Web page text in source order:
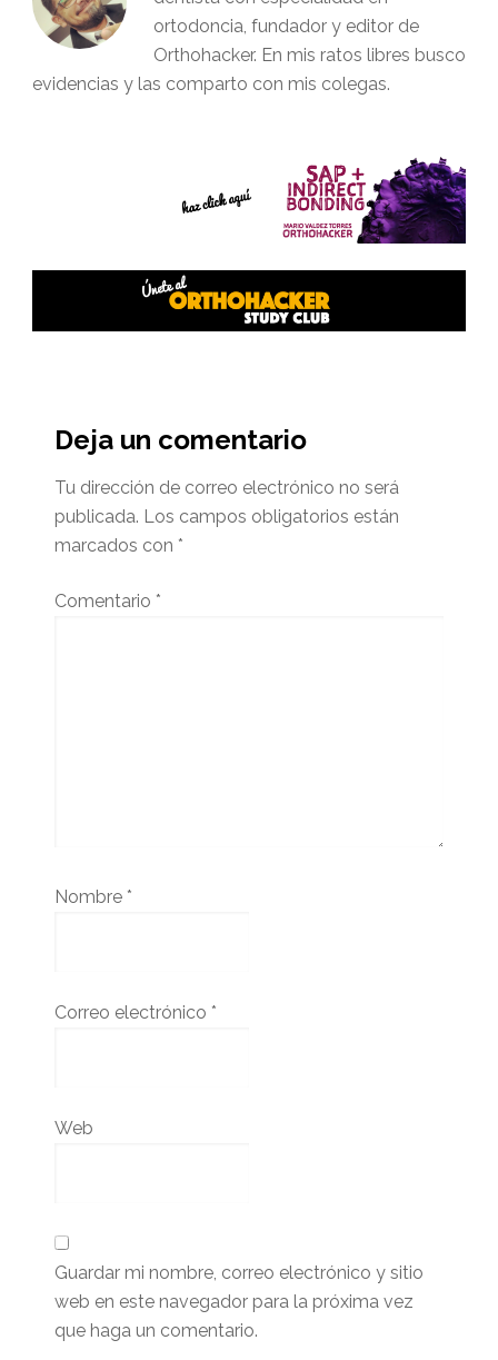
ortodoncia, fundador y editor de
Orthohacker. En mis ratos libres busco
evidencias y las comparto con mis colegas.
del
lector
Deja un comentario
Tu dirección de correo electrónico no será
publicada. Los campos obligatorios están
marcados con *
Comentario *
Nombre *
Correo electrónico *
Web
Guardar mi nombre, correo electrónico y sitio
web en este navegador para la próxima vez
que haga un comentario.